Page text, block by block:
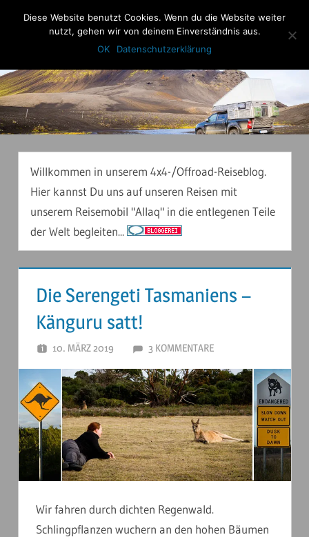
Anderstouren Menu
Willkommen in unserem 4x4-/Offroad-Reiseblog.
Hier kannst Du uns auf unseren Reisen mit
unserem Reisemobil "Allaq" in die entlegenen Teile
der Welt begleiten...
Die Serengeti Tasmaniens –
Känguru satt!
10. MÄRZ 2019 ANDERSTOUREN
3 KOMMENTARE
Wir fahren durch dichten Regenwald.
Schlingpflanzen wuchern an den hohen Bäumen
Diese Website benutzt Cookies. Wenn du die Website weiter
nutzt, gehen wir von deinem Einverständnis aus.
OK
Datenschutzerklärung